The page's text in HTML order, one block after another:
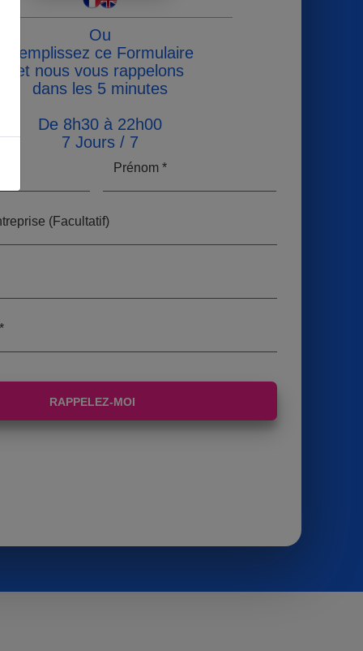
Ou
Remplissez ce Formulaire
et nous vous rappelons
dans les 5 minutes
De 8h30 à 22h00
7 Jours / 7
Prénom *
(Facultatif)
RAPPELEZ-MOI